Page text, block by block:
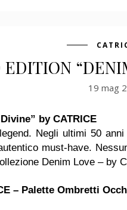
19 mag
by CATRICE
Negli ultimi 50
must-have.
Denim Love – by
– Palette Ombretti